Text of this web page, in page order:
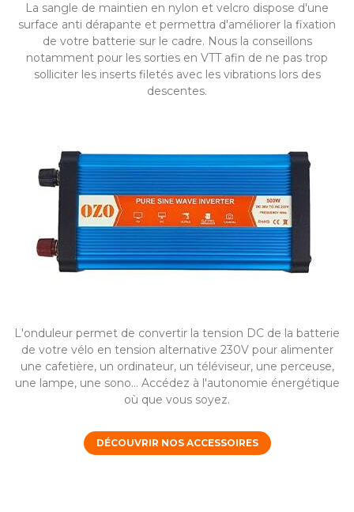
La sangle de maintien en nylon et velcro dispose d'une
surface anti dérapante et permettra d'améliorer la fixation
de votre batterie sur le cadre. Nous la conseillons
notamment pour les sorties en VTT afin de ne pas trop
solliciter les inserts filetés avec les vibrations lors des
descentes.
L'onduleur permet de convertir la tension DC de la batterie
de votre vélo en tension alternative 230V pour alimenter
une cafetière, un ordinateur, un téléviseur, une perceuse,
une lampe, une sono... Accédez à l'autonomie énergétique
où que vous soyez.
DÉCOUVRIR NOS ACCESSOIRES